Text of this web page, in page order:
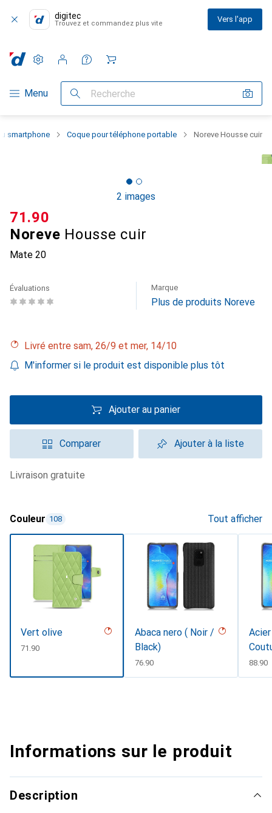
digitec
Trouvez et commandez plus vite Vers l'app
Navigation par catégorie
Menu Recherche
Paramètres
Compte client
Listes de comparaison
Listes d'envies
Panier
smartphone Coque pour téléphone portable Noreve Housse cuir
2 images
Noreve Housse cuir
Mate 20
CHF
71.90
Évaluations Marque
Plus de produits Noreve
Livré entre sam, 26/9 et mer, 14/10
M'informer si le produit est disponible plus tôt
Ajouter au panier
Comparer Ajouter à la liste
livraison gratuite
Couleur 108 Tout afficher
Vert olive
CHF
71.90
Abaca nero ( Noir /
Black)
CHF
76.90 CHF
88.90
Informations sur le produit
Description